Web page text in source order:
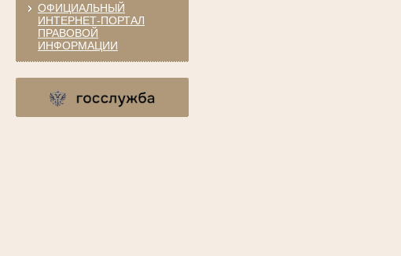
ОФИЦИАЛЬНЫЙ
ИНТЕРНЕТ-ПОРТАЛ
ПРАВОВОЙ
ИНФОРМАЦИИ